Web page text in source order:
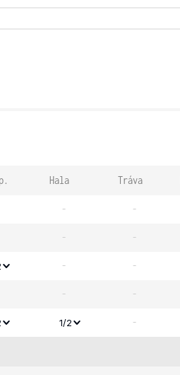
Hala Tráva
- -
- -
- -
- -
1/2 -